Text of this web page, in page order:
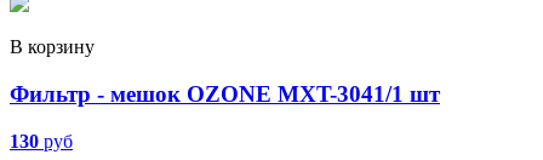
В корзину
Фильтр - мешок OZONE MXT-3041/1 шт
130 руб